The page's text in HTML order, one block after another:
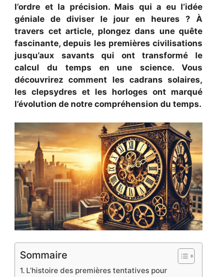
l’ordre et la précision. Mais qui a eu l’idée
géniale de diviser le jour en heures ? À
travers cet article, plongez dans une quête
fascinante, depuis les premières civilisations
jusqu’aux savants qui ont transformé le
calcul du temps en une science. Vous
découvrirez comment les cadrans solaires,
les clepsydres et les horloges ont marqué
l’évolution de notre compréhension du temps.
Sommaire
L’histoire des premières tentatives pour